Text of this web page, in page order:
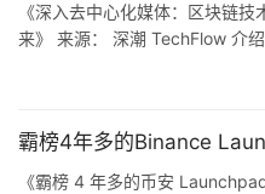
《深入去中心化媒体：区块链
来》 来源： 深潮 TechFlow 介
块链的初始块或起源块不仅记录
多个领域引起了创新，并获得了
霸榜4年多的Binance
《霸榜 4 年多的币安